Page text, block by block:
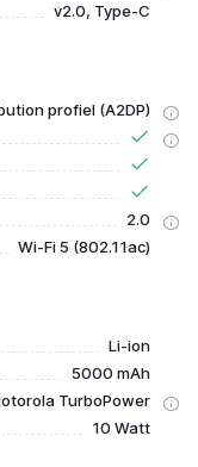
v2.0, Type-C
profiel (A2DP)
2.0
Wi-Fi 5 (802.11ac)
Li-ion
5000 mAh
TurboPower
10 Watt